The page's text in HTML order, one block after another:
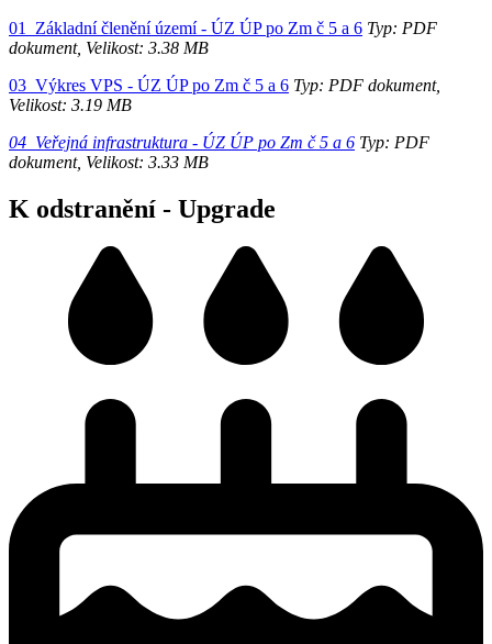
01_Základní členění území - ÚZ ÚP po Zm č 5 a 6 Typ: PDF
dokument, Velikost: 3.38 MB
03_Výkres VPS - ÚZ ÚP po Zm č 5 a 6 Typ: PDF dokument,
Velikost: 3.19 MB
04_Veřejná infrastruktura - ÚZ ÚP po Zm č 5 a 6 Typ: PDF
dokument, Velikost: 3.33 MB
K odstranění - Upgrade